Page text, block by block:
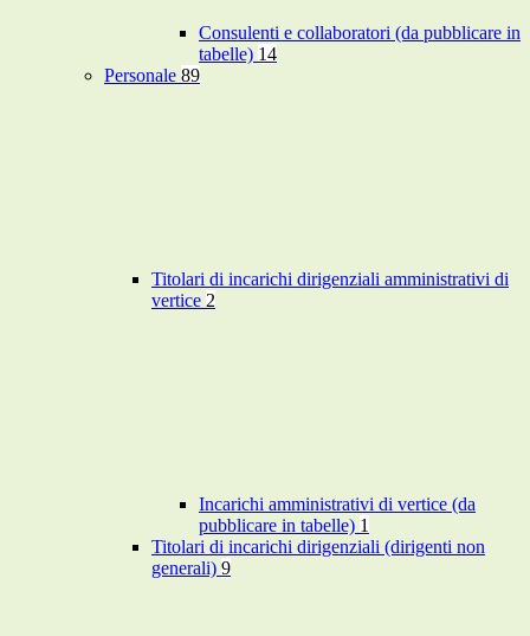
Consulenti e collaboratori (da pubblicare in
tabelle) 14
Personale 89
Titolari di incarichi dirigenziali amministrativi di
vertice 2
Incarichi amministrativi di vertice (da
pubblicare in tabelle) 1
Titolari di incarichi dirigenziali (dirigenti non
generali) 9